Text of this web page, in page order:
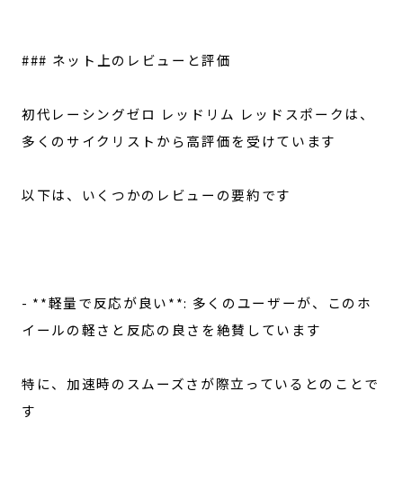
### ネット上のレビューと評価
初代レーシングゼロ レッドリム レッドスポークは、
多くのサイクリストから高評価を受けています
以下は、いくつかのレビューの要約です
- **軽量で反応が良い**: 多くのユーザーが、このホ
イールの軽さと反応の良さを絶賛しています
特に、加速時のスムーズさが際立っているとのことで
す